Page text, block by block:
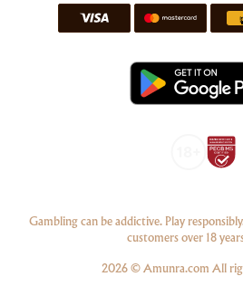
Gambling can be addictive. Play
customers over 18
2026 © Amunra.com All